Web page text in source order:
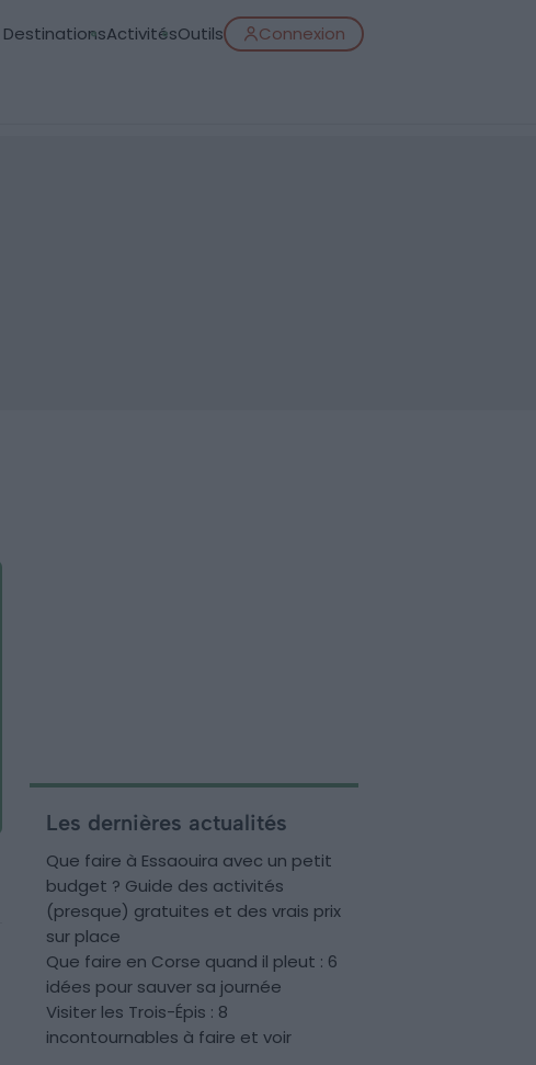
DestinationsActivitésOutils Connexion
Les dernières actualités
Que faire à Essaouira avec un petit
budget ? Guide des activités
(presque) gratuites et des vrais prix
sur place
Que faire en Corse quand il pleut : 6
idées pour sauver sa journée
Visiter les Trois-Épis : 8
incontournables à faire et voir